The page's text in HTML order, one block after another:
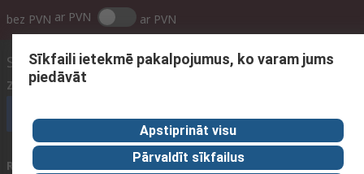
bez PVN ar PVN ar PVN
Sazināties ar mums
Zvani mums (darba laiks 09:00 – 17:00)
Rakstīt epastu
parasti atbildam 12h laikā
Sīkfaili ietekmē pakalpojumus, ko varam jums
piedāvāt
Apstiprināt visu
Pārvaldīt sīkfailus